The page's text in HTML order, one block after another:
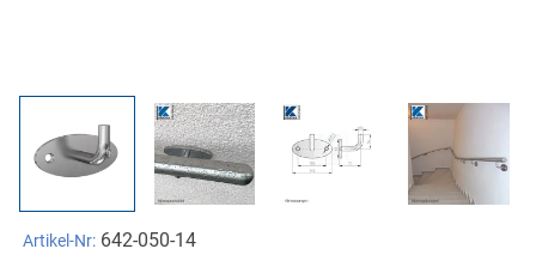
Artikel-Nr: 642-050-14